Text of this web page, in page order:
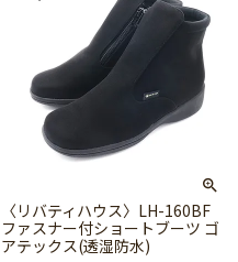
〈リバティハウス〉LH-160BF
ファスナー付ショートブーツ ゴ
アテックス(透湿防水)